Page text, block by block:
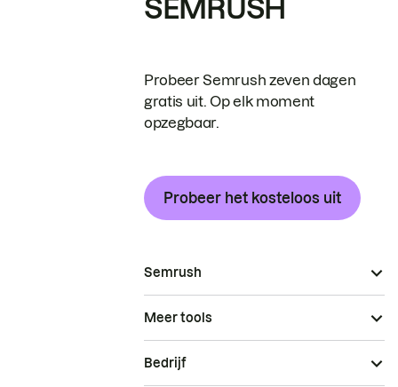
SEMRUSH
Probeer Semrush zeven dagen
gratis uit. Op elk moment
opzegbaar.
Probeer het kosteloos uit
Semrush
Meer tools
Bedrijf